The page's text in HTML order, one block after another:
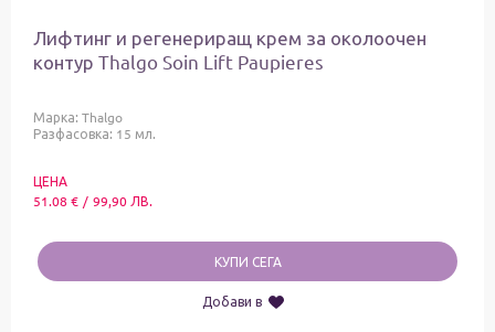
Лифтинг и регенериращ крем за околоочен
контур Thalgo Soin Lift Paupieres
Марка: Thalgo
Разфасовка: 15 мл.
ЦЕНА
51.08 € / 99,90 ЛВ.
КУПИ СЕГА
Добави в